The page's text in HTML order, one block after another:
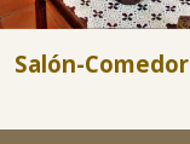
Salón-Comedor